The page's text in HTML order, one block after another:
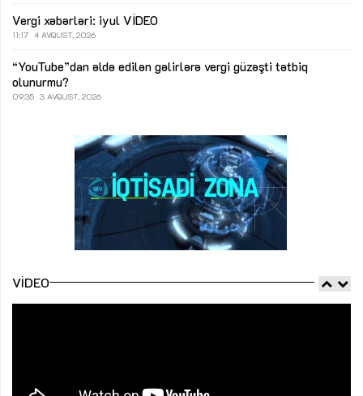
Vergi xəbərləri: iyul VİDEO
11:17 4 AVQUST, 2026
“YouTube”dan əldə edilən gəlirlərə vergi güzəşti tətbiq
olunurmu?
09:35 3 AVQUST, 2026
VIDEO